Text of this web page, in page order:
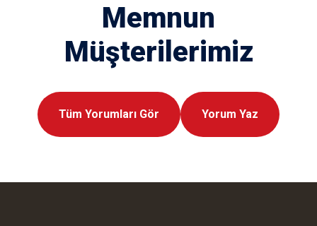
Memnun
Müşterilerimiz
Tüm Yorumları Gör Yorum Yaz